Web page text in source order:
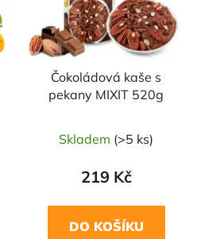
Čokoládová kaše s
pekany MIXIT 520g
Skladem (>5 ks)
219 Kč
DO KOŠÍKU